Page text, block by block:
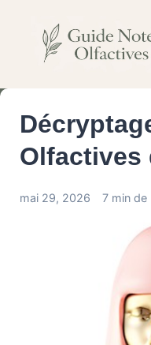
contenu
Olfactives
mai 29, 2026 7 min de